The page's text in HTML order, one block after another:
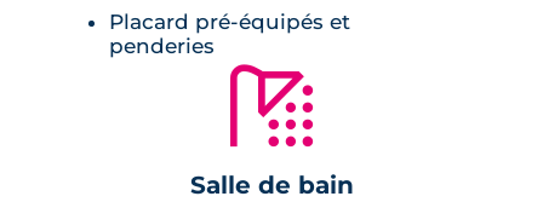
cuisine ouverte et équipée,
revêtement de sol carrelé,
grandes ouvertures sur l'extérieur,
balcon ou terrasse en guise d'extérieur,
peinture lisse aux murs et plafonds.
Placard pré-équipés et
penderies
🚿
Salle de bain